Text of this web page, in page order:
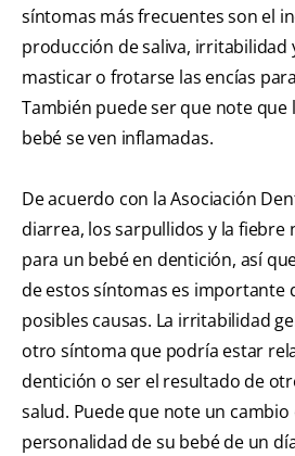
síntomas más frecuentes son el
producción de saliva, irritabilidad
masticar o frotarse las encías
También puede ser que note que
bebé se ven inflamadas.
De acuerdo con la Asociación
diarrea, los sarpullidos y la fiebre
para un bebé en dentición, así
de estos síntomas es importante
posibles causas. La irritabilidad
otro síntoma que podría estar
dentición o ser el resultado de
salud. Puede que note un cambio
personalidad de su bebé de un